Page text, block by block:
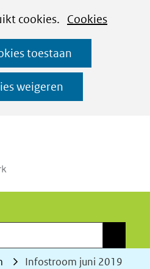
cookies. Cookies
toestaan
weigeren
Ga
naar
de
inhoud
Infostroom juni 2019